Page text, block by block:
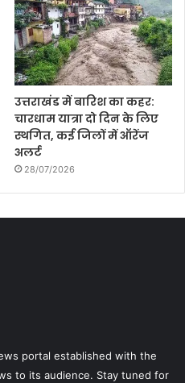
उत्तराखंड में बारिश का कहर:
चारधाम यात्रा दो दिन के लिए
स्थगित, कई जिलों में ऑरेंज
अलर्ट
28/07/2026
portal established with the
to its audience. Stay tuned for